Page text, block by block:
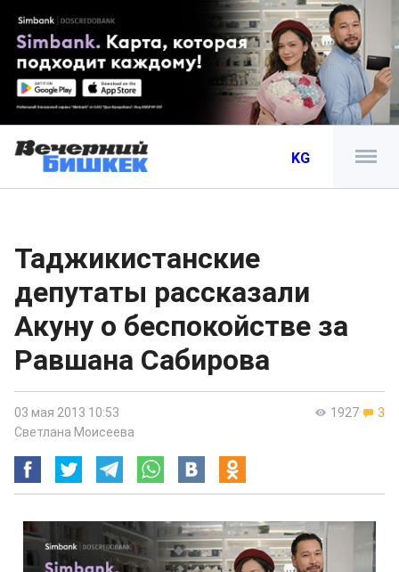
KG
Таджикистанские
депутаты рассказали
Акуну о беспокойстве за
Равшана Сабирова
1927 3
03 мая 2013 10:53
Светлана Моисеева